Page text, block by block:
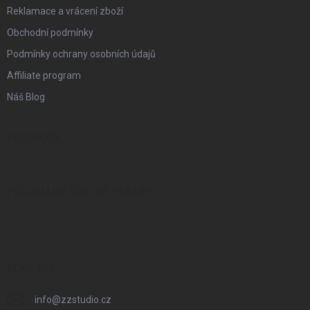
Reklamace a vrácení zboží
Obchodní podmínky
Podmínky ochrany osobních údajů
Affiliate program
Náš Blog
info@zzstudio.cz